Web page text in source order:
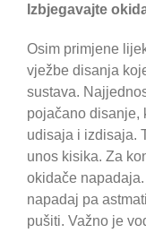
Izbjegavajte
Osim primjene
vježbe disanja
sustava.
pojačano disanje,
udisaja i izdisaja.
unos kisika. Za
okidače
napadaj pa
pušiti. Važno je